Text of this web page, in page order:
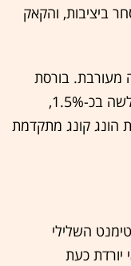
הפוטסי נסחר ביציבות, והקאק
בורסת
טוקיו נפלה בכ-1%, בורסת שנגחאי נחלשה בכ-1.5%,
קפצה בכ-1.7%, ובורסת הונג קונג מתקדמת
השלילי
יורדת כעת